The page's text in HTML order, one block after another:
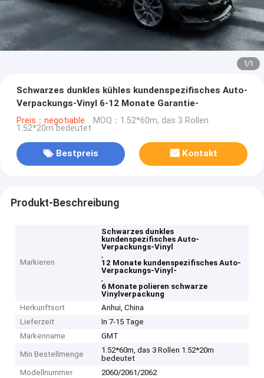
1/1
Schwarzes dunkles kühles kundenspezifisches Auto-
Verpackungs-Vinyl 6-12 Monate Garantie-
Preis：negotiable MOQ：1.52*60m, das 3 Rollen
1.52*20m bedeutet
Bestpreis Kontakt
Produkt-Beschreibung
Markieren
Schwarzes dunkles
kundenspezifisches Auto-
Verpackungs-Vinyl
,
12 Monate kundenspezifisches Auto-
Verpackungs-Vinyl-
,
6 Monate polieren schwarze
Vinylverpackung
Herkunftsort
Anhui, China
Lieferzeit
In 7-15 Tage
Markenname
GMT
Min Bestellmenge
1.52*60m, das 3 Rollen 1.52*20m
bedeutet
Modellnummer
2060/2061/2062